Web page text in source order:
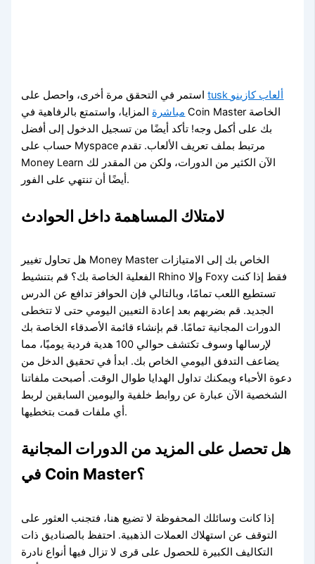
استمر في التحقق مرة أخرى، واحصل علىtusk ألعاب كازينو
مباشرة المزايا، واستمتع بالرفاهية في Coin Master الخاصة
بك على أكمل وجه! تأكد أيضًا من تسجيل الدخول إلى أفضل
حساب على Myspace مرتبط بملف تعريف الألعاب. تقدم
Money Learn الآن الكثير من الدورات، ولكن من المقدر لك
أيضًا أن تنتهي على الفور.
لامتلاك المساهمة داخل الحوادث
هل تحاول تغيير Money Master الخاص بك إلى الامتيازات
الفعلية الخاصة بك؟ قم بتنشيط Rhino وإلا Foxy فقط إذا كنت
تستطيع اللعب تمامًا، وبالتالي فإن الحوافز تدافع عن الدرس
الجديد. قم بضربهم بعد إعادة التعيين اليومي حتى لا تتخطى
الدورات المجانية تمامًا. قم بإنشاء قائمة الأصدقاء الخاصة بك
لإرسالها وسوف تكتشف حوالي 100 هدية فردية يوميًا، مما
يضاعف التدفق اليومي الخاص بك. ابدأ في تحقيق الدخل من
دعوة الأحباء ويمكنك تداول الهدايا طوال الوقت. أصبحت ملفاتنا
الشخصية الآن عبارة عن روابط خلفية واليومين السابقين لربط
أي ملفات قمت بتخطيها.
هل تحصل على المزيد من الدورات المجانية
في Coin Master؟
إذا كانت وسائلك المحفوظة لا تضيع هنا، فتجنب العثور على
التوقف عن استهلاك العملات الذهبية. احتفظ بالصناديق ذات
التكاليف الكبيرة للحصول على قرى لا تزال فيها أنواع نادرة